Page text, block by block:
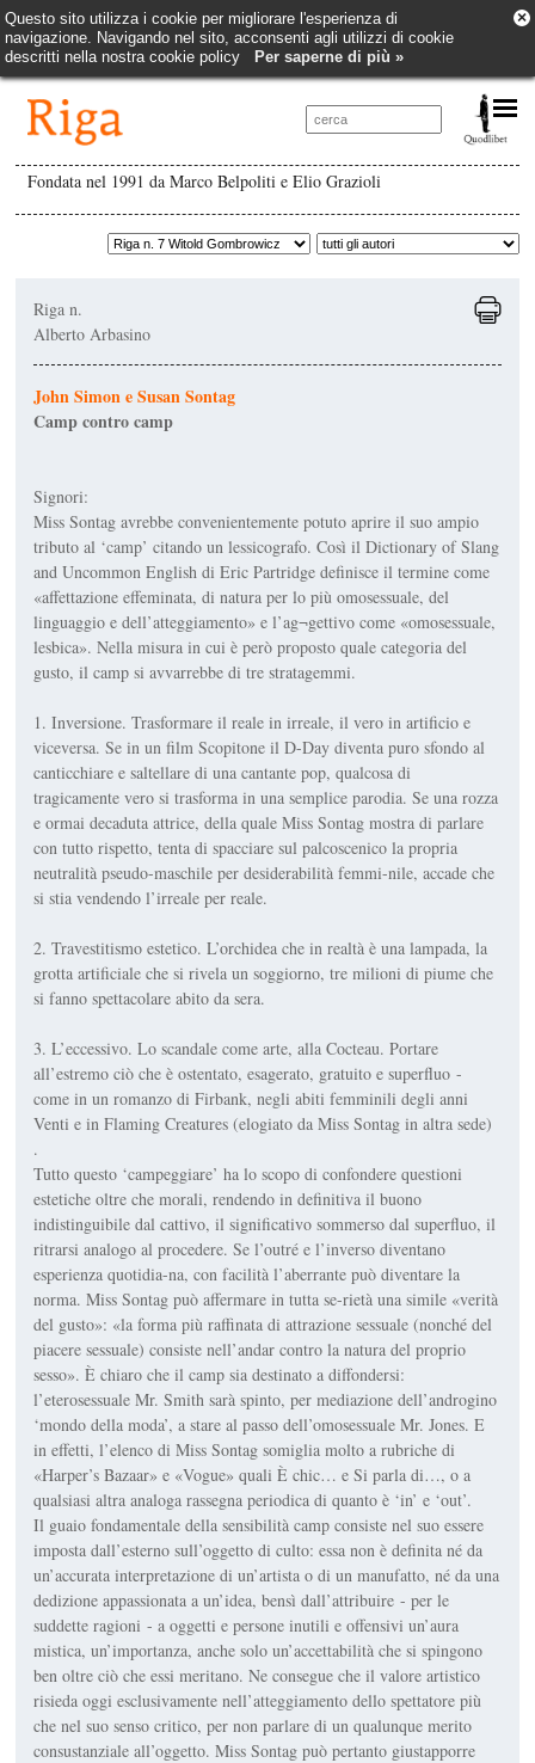
Questo sito utilizza i cookie per migliorare l'esperienza di
navigazione. Navigando nel sito, acconsenti agli utilizzi di cookie
descritti nella nostra cookie policy
Per saperne di più »
×
Fondata nel 1991 da Marco Belpoliti e Elio Grazioli
Riga n.
Alberto Arbasino
John Simon e Susan Sontag
Camp contro camp
Signori:
Miss Sontag avrebbe convenientemente potuto aprire il suo ampio
tributo al ‘camp’ citando un lessicografo. Così il Dictionary of Slang
and Uncommon English di Eric Partridge definisce il termine come
«affettazione effeminata, di natura per lo più omosessuale, del
linguaggio e dell’atteggiamento» e l’ag¬gettivo come «omosessuale,
lesbica». Nella misura in cui è però proposto quale categoria del
gusto, il camp si avvarrebbe di tre stratagemmi.
1. Inversione. Trasformare il reale in irreale, il vero in artificio e
viceversa. Se in un film Scopitone il D-Day diventa puro sfondo al
canticchiare e saltellare di una cantante pop, qualcosa di
tragicamente vero si trasforma in una semplice parodia. Se una rozza
e ormai decaduta attrice, della quale Miss Sontag mostra di parlare
con tutto rispetto, tenta di spacciare sul palcoscenico la propria
neutralità pseudo-maschile per desiderabilità femmi-nile, accade che
si stia vendendo l’irreale per reale.
2. Travestitismo estetico. L’orchidea che in realtà è una lampada, la
grotta artificiale che si rivela un soggiorno, tre milioni di piume che
si fanno spettacolare abito da sera.
3. L’eccessivo. Lo scandale come arte, alla Cocteau. Portare
all’estremo ciò che è ostentato, esagerato, gratuito e superfluo -
come in un romanzo di Firbank, negli abiti femminili degli anni
Venti e in Flaming Creatures (elogiato da Miss Sontag in altra sede)
.
Tutto questo ‘campeggiare’ ha lo scopo di confondere questioni
estetiche oltre che morali, rendendo in definitiva il buono
indistinguibile dal cattivo, il significativo sommerso dal superfluo, il
ritrarsi analogo al procedere. Se l’outré e l’inverso diventano
esperienza quotidia-na, con facilità l’aberrante può diventare la
norma. Miss Sontag può affermare in tutta se-rietà una simile «verità
del gusto»: «la forma più raffinata di attrazione sessuale (nonché del
piacere sessuale) consiste nell’andar contro la natura del proprio
sesso». È chiaro che il camp sia destinato a diffondersi:
l’eterosessuale Mr. Smith sarà spinto, per mediazione dell’androgino
‘mondo della moda’, a stare al passo dell’omosessuale Mr. Jones. E
in effetti, l’elenco di Miss Sontag somiglia molto a rubriche di
«Harper’s Bazaar» e «Vogue» quali È chic… e Si parla di…, o a
qualsiasi altra analoga rassegna periodica di quanto è ‘in’ e ‘out’.
Il guaio fondamentale della sensibilità camp consiste nel suo essere
imposta dall’esterno sull’oggetto di culto: essa non è definita né da
un’accurata interpretazione di un’artista o di un manufatto, né da una
dedizione appassionata a un’idea, bensì dall’attribuire - per le
suddette ragioni - a oggetti e persone inutili e offensivi un’aura
mistica, un’importanza, anche solo un’accettabilità che si spingono
ben oltre ciò che essi meritano. Ne consegue che il valore artistico
risieda oggi esclusivamente nell’atteggiamento dello spettatore più
che nel suo senso critico, per non parlare di un qualunque merito
consustanziale all’oggetto. Miss Sontag può pertanto giustapporre